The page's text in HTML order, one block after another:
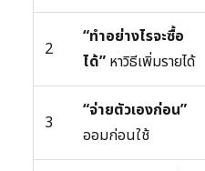
2
“ทำอย่างไรจะซื้อ
ได้” หาวิธีเพิ่มรายได้
3
“จ่ายตัวเองก่อน”
ออมก่อนใช้